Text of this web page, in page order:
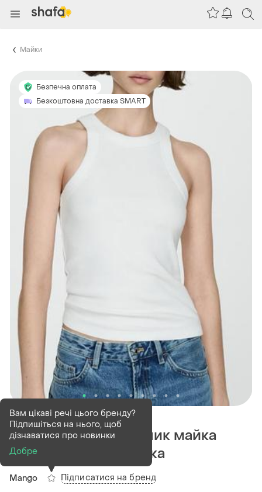
Майки
Безпечна оплата
Безкоштовна доставка SMART
В наявності4 шт
Майка базова в рубчик майка
рубчік бащовая майка
Mango
Вам цікаві речі цього бренду?
Підпишіться на нього, щоб
дізнаватися про новинки
Добре
Підписатися на бренд